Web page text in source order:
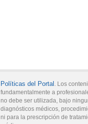
Políticas del Portal . Los
fundamentalmente a
no debe ser utilizada, bajo
diagnósticos médicos,
ni para la prescripción de